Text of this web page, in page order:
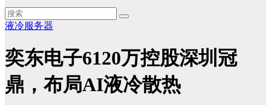
液冷服务器
奕东电子6120万控股深圳冠
鼎，布局AI液冷散热